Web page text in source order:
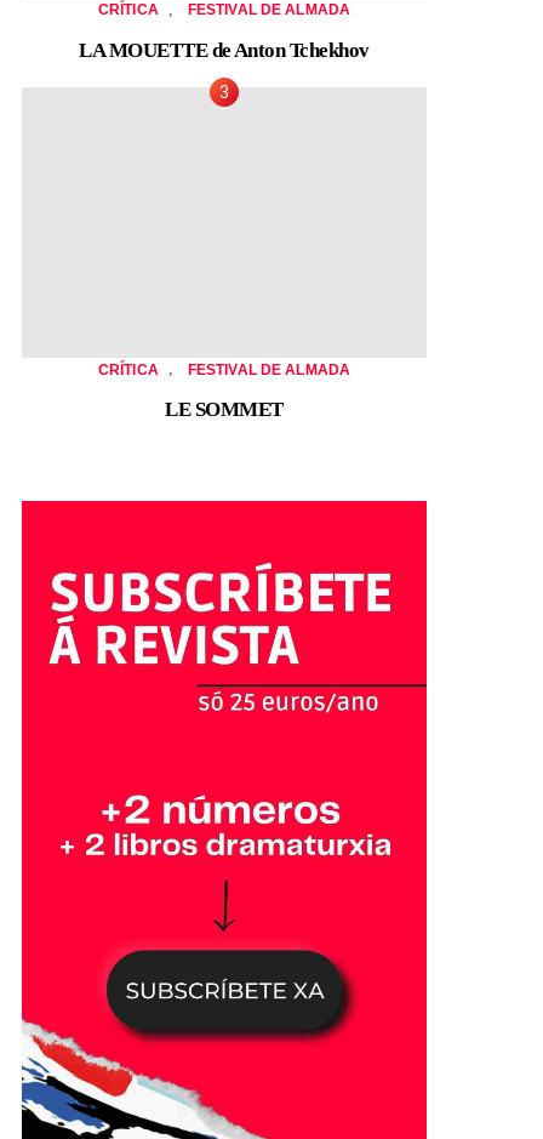
CRÍTICA FESTIVAL DE ALMADA
LA MOUETTE de Anton Tchekhov
CRÍTICA FESTIVAL DE ALMADA
LE SOMMET